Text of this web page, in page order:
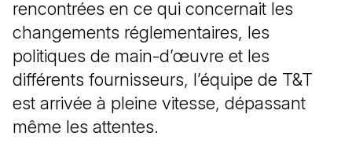
rencontrées en ce qui concernait les
changements réglementaires, les
politiques de main-d’œuvre et les
différents fournisseurs, l’équipe de T&T
est arrivée à pleine vitesse, dépassant
même les attentes.